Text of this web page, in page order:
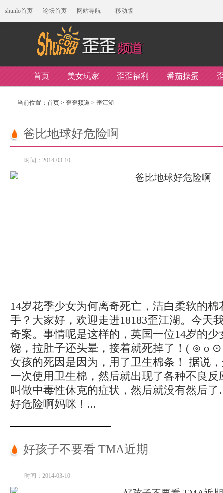
shunlo首页 论坛首页 网站导航 移动版
首页 美女玩家 歪歪福利 番茄操蛋
当前位置： 首页 > 歪歪频道 > 歪江湖
爸比地球好危险啊
时间：2014-03-10
14岁花季少女为何离奇死亡，洁白柔软的
手？大家好，欢迎走进18183歪江湖。今天
奇案。事情呢是这样的，英国一位14岁的
饶，拉肚子还头晕，接着就死掉了！( ⊙ o
女孩的死因是因为，用了卫生棉条！ 据说
一次使用卫生棉，然后就出现了各种不良
叫做中毒性休克的症状，然后就没有然后
好危险啊妈咪！...
好孩子不要看 TMA近期
时间：2014-03-10